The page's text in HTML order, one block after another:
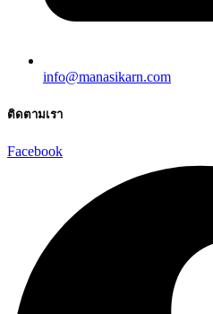
info@manasikarn.com
ติดตามเรา
Facebook